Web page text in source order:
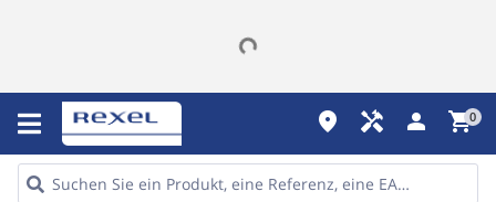
place handyman person shopping_cart0